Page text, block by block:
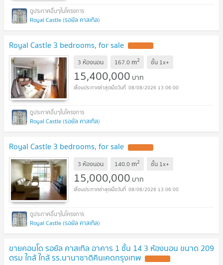
Royal Castle (รอยัล คาสเทิล)
Royal Castle 3 bedrooms, for sale
3 ห้องนอน 167.0 m2 ชั้น 1x+
15,400,000 บาท
08/08/2026 13:06:00
Royal Castle (รอยัล คาสเทิล)
Royal Castle 3 bedrooms, for sale
3 ห้องนอน 140.0 m2 ชั้น 1x+
15,000,000 บาท
08/08/2026 13:06:00
Royal Castle (รอยัล คาสเทิล)
ขายคอนโด รอยัล คาสเทิล อาคาร 1 ชั้น 14 3 ห้องนอน ขนาด 209
ตรม ใกล้ ใกล้ รร.นานาชาติคินเคดกรุงเทพ